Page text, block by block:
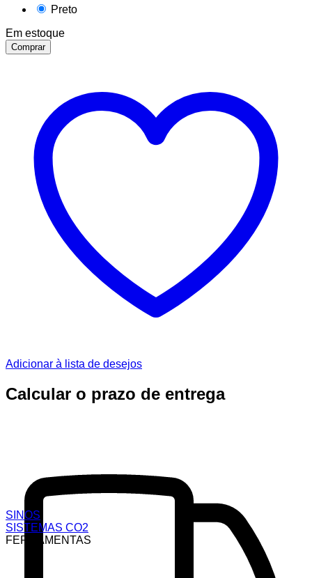
SINOS
SISTEMAS CO2
FERRAMENTAS
Preto
Em estoque
Comprar
Adicionar à lista de desejos
Calcular o prazo de entrega